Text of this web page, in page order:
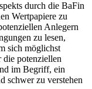
durch die BaFin
Wertpapiere zu
Anlegern
zu lesen,
sich möglichst
die potenziellen
im Begriff, ein
schwer zu verstehen